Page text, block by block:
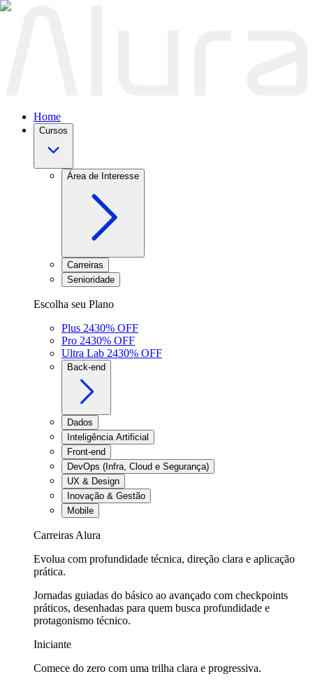
Home
Cursos
Área de Interesse
Carreiras
Senioridade
Escolha seu Plano
Plus 2430% OFF
Pro 2430% OFF
Ultra Lab 2430% OFF
Back-end
Dados
Inteligência Artificial
Front-end
DevOps (Infra, Cloud e Segurança)
UX & Design
Inovação & Gestão
Mobile
Carreiras Alura
Evolua com profundidade técnica, direção clara e aplicação
prática.
Jornadas guiadas do básico ao avançado com checkpoints
práticos, desenhadas para quem busca profundidade e
protagonismo técnico.
Iniciante
Comece do zero com uma trilha clara e progressiva.